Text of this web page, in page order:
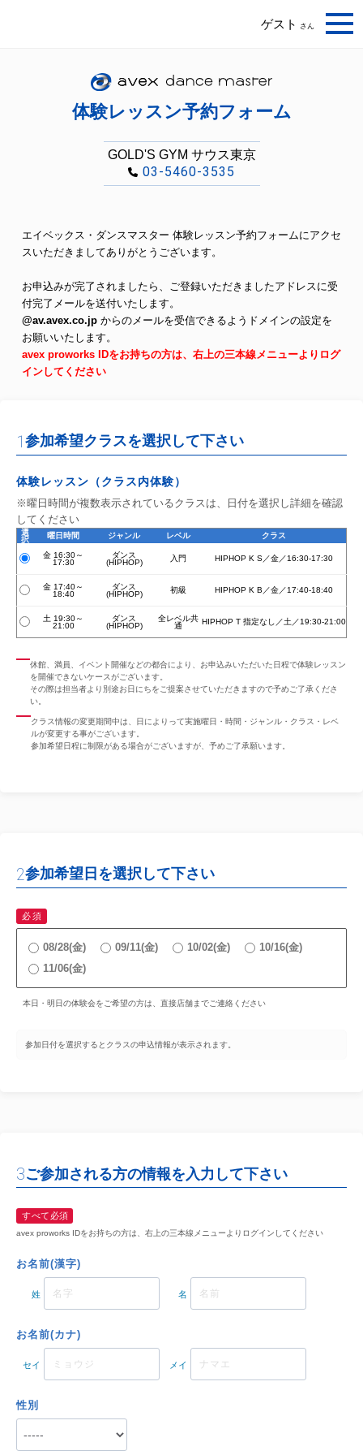
ゲスト さん
体験レッスン予約フォーム
GOLD'S GYM サウス東京
03-5460-3535
エイベックス・ダンスマスター 体験レッスン予約フォームにアクセ
スいただきましてありがとうございます。
お申込みが完了されましたら、ご登録いただきましたアドレスに受
付完了メールを送付いたします。
@av.avex.co.jp からのメールを受信できるようドメインの設定を
お願いいたします。
avex proworks IDをお持ちの方は、右上の三本線メニューよりログ
インしてください
1 参加希望クラスを選択して下さい
体験レッスン（クラス内体験）
※曜日時間が複数表示されているクラスは、日付を選択し詳細を確認
してください
選
択
曜日時間 ジャンル レベル クラス
金 16:30～
17:30
ダンス
(HIPHOP)
入門 HIPHOP K S／金／16:30-17:30
金 17:40～
18:40
ダンス
(HIPHOP)
初級 HIPHOP K B／金／17:40-18:40
土 19:30～
21:00
ダンス
(HIPHOP)
全レベル共
通
HIPHOP T 指定なし／土／19:30-21:00
休館、満員、イベント開催などの都合により、お申込みいただいた日程で体験レッスン
を開催できないケースがございます。
その際は担当者より別途お日にちをご提案させていただきますので予めご了承くださ
い。
クラス情報の変更期間中は、日によりって実施曜日・時間・ジャンル・クラス・レベ
ルが変更する事がございます。
参加希望日程に制限がある場合がございますが、予めご了承願います。
2参加希望日を選択して下さい
必須
08/28(金) 09/11(金) 10/02(金)
10/16(金)
11/06(金)
本日・明日の体験会をご希望の方は、直接店舗までご連絡ください
参加日付を選択するとクラスの申込情報が表示されます。
3ご参加される方の情報を入力して下さい
すべて必須
avex proworks IDをお持ちの方は、右上の三本線メニューよりログインしてください
お名前(漢字)
姓 名
お名前(カナ)
セイ メイ
性別